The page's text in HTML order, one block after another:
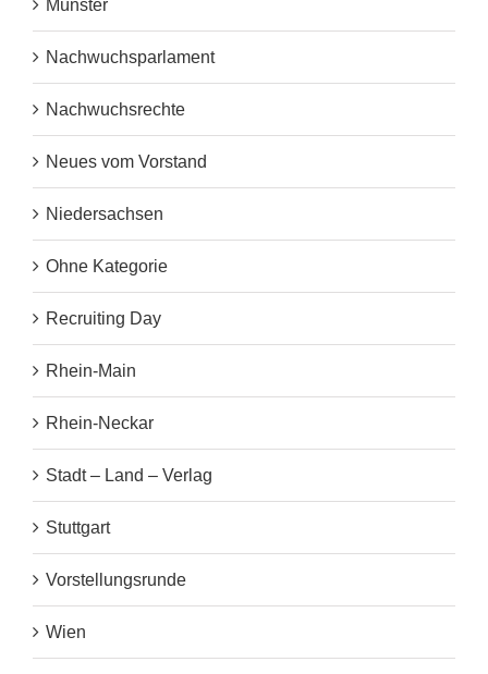
Münster
Nachwuchsparlament
Nachwuchsrechte
Neues vom Vorstand
Niedersachsen
Ohne Kategorie
Recruiting Day
Rhein-Main
Rhein-Neckar
Stadt – Land – Verlag
Stuttgart
Vorstellungsrunde
Wien